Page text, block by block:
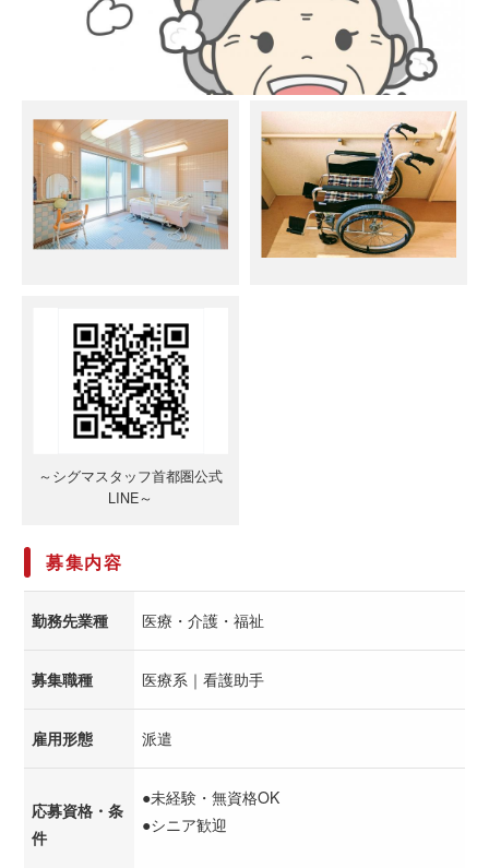
～シグマスタッフ首都圏公式
LINE～
募集内容
勤務先業種 医療・介護・福祉
募集職種 医療系｜看護助手
雇用形態 派遣
応募資格・条
件
●未経験・無資格OK
●シニア歓迎